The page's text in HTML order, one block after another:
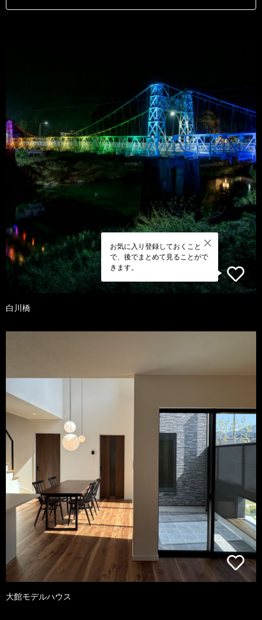
お気に入り登録しておくこと
で、後でまとめて見ることがで
きます。
白川橋
大館モデルハウス